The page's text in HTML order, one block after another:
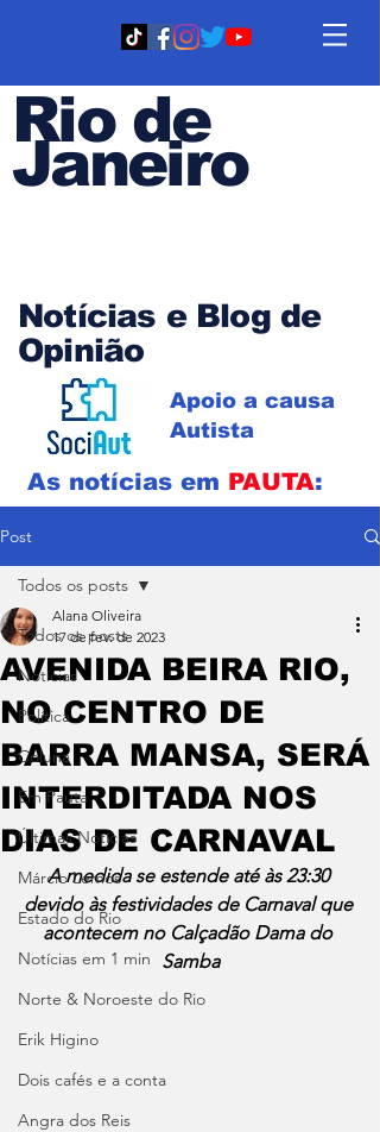
Rio de
Janeiro
Notícias e Blog de
Opinião
Apoio a causa
Autista
As notícias em PAUTA:
Post
Todos os posts
Notícias
Política
Coluna
Em Pauta
Últimas Notícias
Márcio Lemos
Estado do Rio
Notícias em 1 min
Norte & Noroeste do Rio
Erik Higino
Dois cafés e a conta
Angra dos Reis
Todos os posts
AVENIDA BEIRA RIO,
NO CENTRO DE
BARRA MANSA, SERÁ
INTERDITADA NOS
DIAS DE CARNAVAL
Alana Oliveira
17 de fev. de 2023
A medida se estende até às 23:30
devido às festividades de Carnaval que
acontecem no Calçadão Dama do
Samba